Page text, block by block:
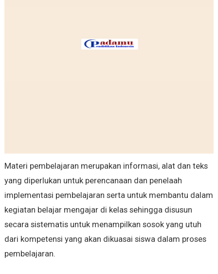
Materi pembelajaran merupakan informasi, alat dan teks
yang diperlukan untuk perencanaan dan penelaah
implementasi pembelajaran serta untuk membantu dalam
kegiatan belajar mengajar di kelas sehingga disusun
secara sistematis untuk menampilkan sosok yang utuh
dari kompetensi yang akan dikuasai siswa dalam proses
pembelajaran.